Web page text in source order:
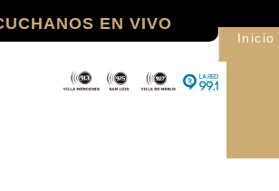
EN VIVO
Inicio